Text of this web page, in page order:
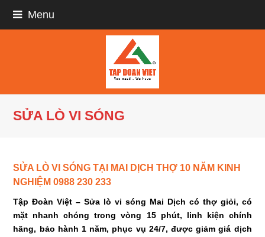
Menu
SỬA LÒ VI SÓNG
SỬA LÒ VI SÓNG TẠI MAI DỊCH THỢ 10 NĂM KINH
NGHIỆM 0988 230 233
Tập Đoàn Việt – Sửa lò vi sóng Mai Dịch có thợ giỏi, có
mặt nhanh chóng trong vòng 15 phút, linh kiện chính
hãng, bảo hành 1 năm, phục vụ 24/7, được giảm giá dịch